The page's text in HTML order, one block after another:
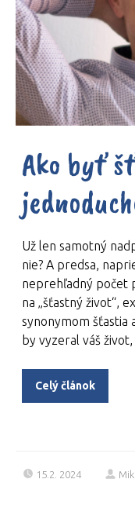
Ako byť
Už len samotný
nie? A predsa,
neprehľadný počet
na „šťastný život“,
synonymom šťastia
by vyzeral váš
Celý článok
15.2. 2024